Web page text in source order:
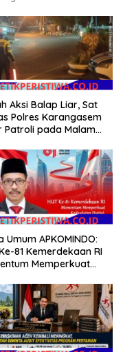
Aksi Balap Liar, Sat
Polres Karangasem
Patroli pada Malam
Umum APKOMINDO:
81 Kemerdekaan RI
Memperkuat
dan Kepastian
Menuju Indonesia
2045